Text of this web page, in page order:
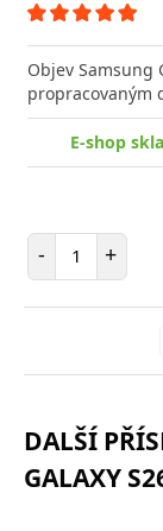
Objev Samsung
propracovaným
E-shop
- Počet
+
DALŠÍ
GALAXY